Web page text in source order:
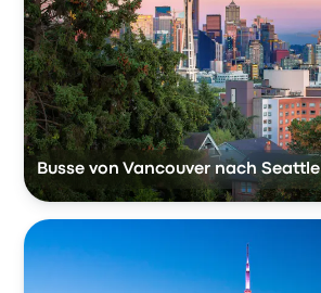
Busse von Vancouver nach Seattle